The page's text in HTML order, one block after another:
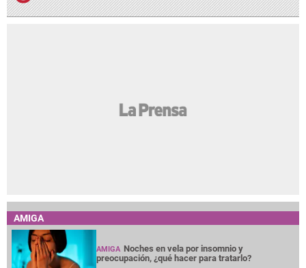
AMIGA
AMIGA Noches en vela por insomnio y
preocupación, ¿qué hacer para tratarlo?